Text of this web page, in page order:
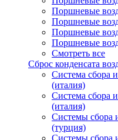
Поршневые
Поршневые
Поршневые
Поршневые
Смотреть все
Сброс конденсата
Система сбора
(италия)
Система сбора
(италия)
Системы сбора
(турция)
Системы сбора